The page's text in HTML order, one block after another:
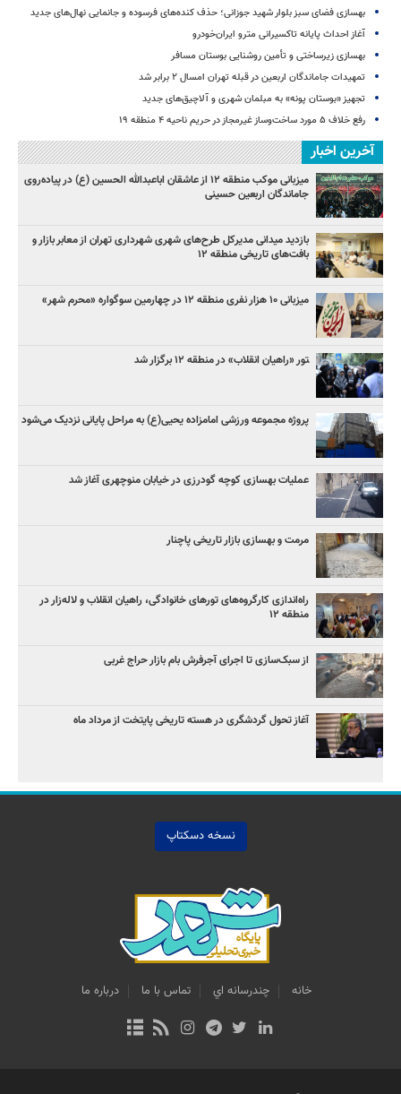
بهسازی فضای سبز بلوار شهید جوزانی؛ حذف کنده‌های فرسوده و جانمایی نهال‌های جدید
آغاز احداث پایانه تاکسیرانی مترو ایران‌خودرو
بهسازی زیرساختی و تأمین روشنایی بوستان مسافر
تمهیدات جاماندگان اربعین در قبله تهران امسال ۲ برابر شد
تجهیز «بوستان پونه» به مبلمان شهری و آلاچیق‌های جدید
رفع خلاف ۵ مورد ساخت‌وساز غیرمجاز در حریم ناحیه ۴ منطقه ۱۹
آخرین اخبار
میزبانی موکب منطقه ۱۲ از عاشقان اباعبدالله الحسین (ع) در پیاده‌روی
جاماندگان اربعین حسینی
بازدید میدانی مدیرکل طرح‌های شهری شهرداری تهران از معابر بازار و
بافت‌های تاریخی منطقه ۱۲
میزبانی ۱۰ هزار نفری منطقه ۱۲ در چهارمین سوگواره «محرم شهر»
‍تور «راهیان انقلاب» در منطقه ۱۲ برگزار شد
پروژه مجموعه ورزشی امامزاده یحیی(ع) به مراحل پایانی نزدیک می‌شود
عملیات بهسازی کوچه گودرزی در خیابان منوچهری آغاز شد
مرمت و بهسازی بازار تاریخی پاچنار
راه‌اندازی کارگروه‌های تورهای خانوادگی، راهیان انقلاب و لاله‌زار در
منطقه ۱۲
از سبک‌سازی تا اجرای آجرفرش بام بازار حراج غربی
آغاز تحول گردشگری در هسته تاریخی پایتخت از مرداد ماه
نسخه دسکتاپ
خانه چندرسانه اي تماس با ما درباره ما